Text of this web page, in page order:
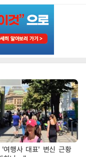
'여행사 대표' 변신 근황